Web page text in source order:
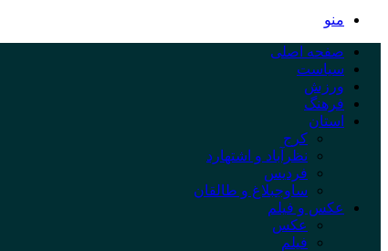
منو
صفحه اصلی
سیاست
ورزش
فرهنگ
استان
کرج
نظرآباد و اشتهارد
فردیس
ساوجبلاغ و طالقان
عکس و فیلم
عکس
فیلم